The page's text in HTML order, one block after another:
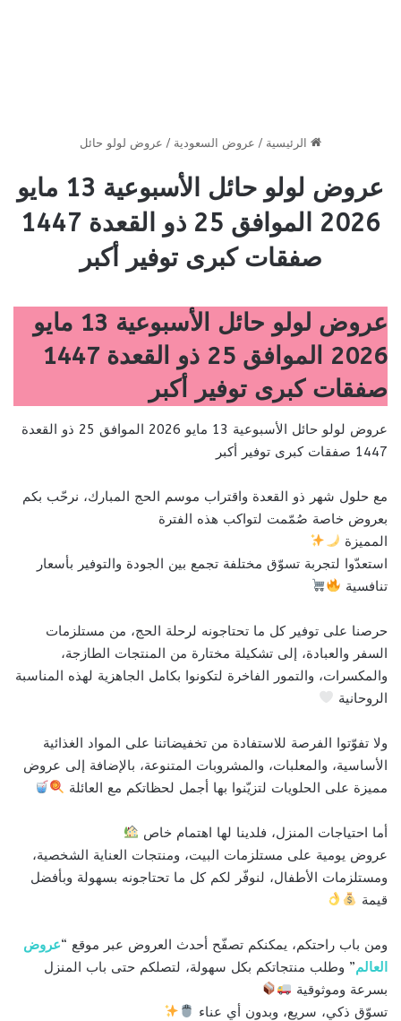
الرئيسية / عروض السعودية / عروض لولو حائل
عروض لولو حائل الأسبوعية 13 مايو
2026 الموافق 25 ذو القعدة 1447
صفقات كبرى توفير أكبر
عروض لولو حائل الأسبوعية 13 مايو
2026 الموافق 25 ذو القعدة 1447
صفقات كبرى توفير أكبر
عروض لولو حائل الأسبوعية 13 مايو 2026 الموافق 25 ذو القعدة
1447 صفقات كبرى توفير أكبر
مع حلول شهر ذو القعدة واقتراب موسم الحج المبارك، نرحّب بكم
بعروض خاصة صُمّمت لتواكب هذه الفترة
المميزة
استعدّوا لتجربة تسوّق مختلفة تجمع بين الجودة والتوفير بأسعار
تنافسية
حرصنا على توفير كل ما تحتاجونه لرحلة الحج، من مستلزمات
السفر والعبادة، إلى تشكيلة مختارة من المنتجات الطازجة،
والمكسرات، والتمور الفاخرة لتكونوا بكامل الجاهزية لهذه المناسبة
الروحانية
ولا تفوّتوا الفرصة للاستفادة من تخفيضاتنا على المواد الغذائية
الأساسية، والمعلبات، والمشروبات المتنوعة، بالإضافة إلى عروض
مميزة على الحلويات لتزيّنوا بها أجمل لحظاتكم مع العائلة
أما احتياجات المنزل، فلدينا لها اهتمام خاص
عروض يومية على مستلزمات البيت، ومنتجات العناية الشخصية،
ومستلزمات الأطفال، لنوفّر لكم كل ما تحتاجونه بسهولة وبأفضل
قيمة
ومن باب راحتكم، يمكنكم تصفّح أحدث العروض عبر موقع “عروض
العالم” وطلب منتجاتكم بكل سهولة، لتصلكم حتى باب المنزل
بسرعة وموثوقية
تسوّق ذكي، سريع، وبدون أي عناء